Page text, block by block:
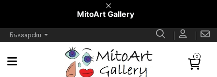
MitoArt Gallery
Български
0